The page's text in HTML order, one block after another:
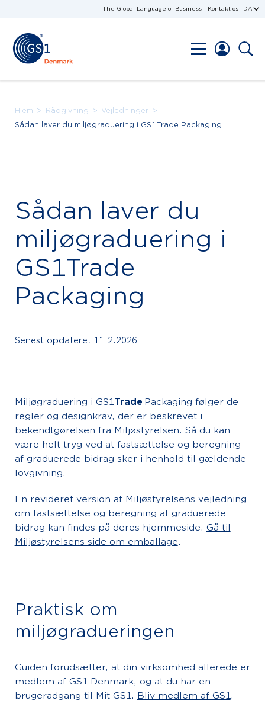
The Global Language of Business Kontakt os DA
Hjem > Rådgivning > Vejledninger >
Sådan laver du miljøgraduering i GS1Trade Packaging
Sådan laver du
miljøgraduering i
GS1Trade
Packaging
Senest opdateret 11.2.2026
Miljøgraduering i GS1Trade Packaging følger de
regler og designkrav, der er beskrevet i
bekendtgørelsen fra Miljøstyrelsen. Så du kan
være helt tryg ved at fastsættelse og beregning
af graduerede bidrag sker i henhold til gældende
lovgivning.
En revideret version af Miljøstyrelsens vejledning
om fastsættelse og beregning af graduerede
bidrag kan findes på deres hjemmeside. Gå til
Miljøstyrelsens side om emballage.
Praktisk om
miljøgradueringen
Guiden forudsætter, at din virksomhed allerede er
medlem af GS1 Denmark, og at du har en
brugeradgang til Mit GS1. Bliv medlem af GS1.